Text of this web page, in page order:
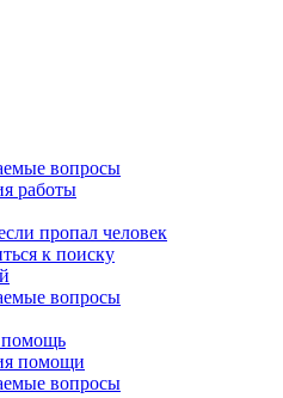
вопросы
работы
пропал человек
к поиску
вопросы
помощь
помощи
вопросы